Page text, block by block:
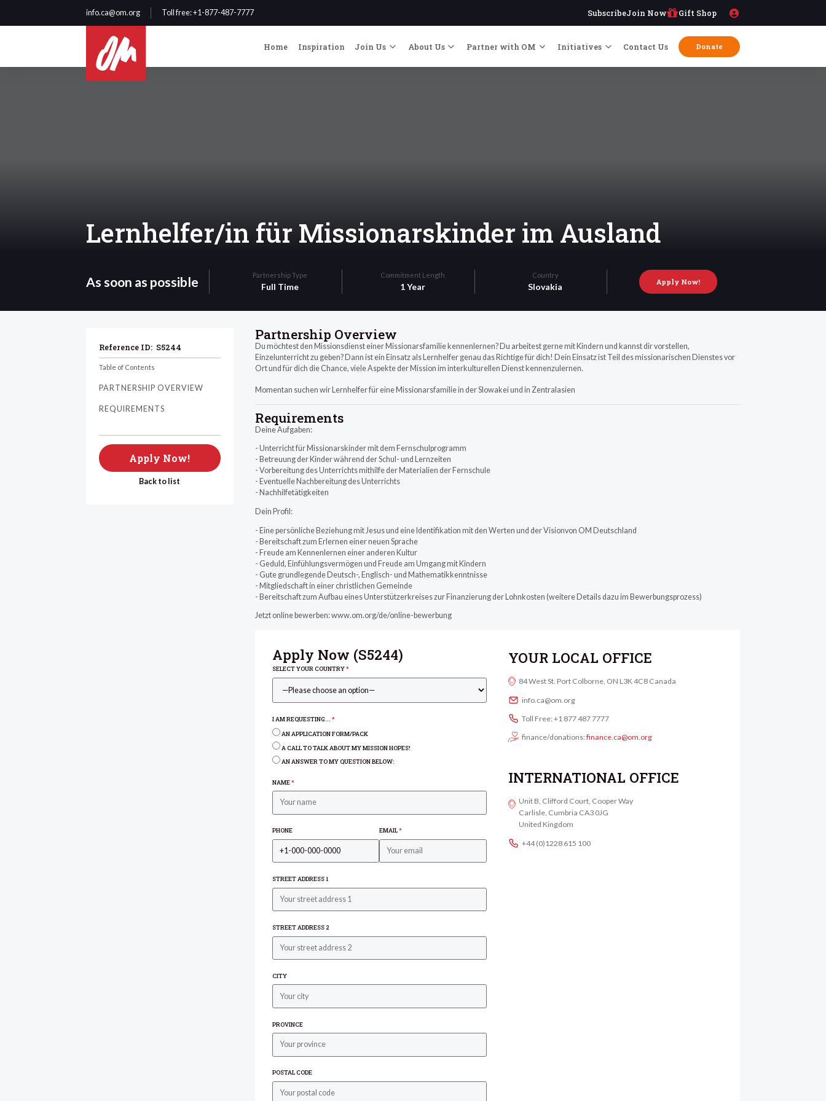
info.ca@om.org Toll free: +1-877-487-7777 SubscribeJoin Now Gift Shop
Home Inspiration Join Us About Us Partner with OM Initiatives Contact Us Donate
Lernhelfer/in für Missionarskinder im Ausland
As soon as possible Partnership Type
Full Time
Commitment Length
1 Year
Country
Slovakia Apply Now!
Reference ID: S5244
Table of Contents
PARTNERSHIP OVERVIEW
REQUIREMENTS
Apply Now!
Back to list
Partnership Overview
Du möchtest den Missionsdienst einer Missionarsfamilie kennenlernen? Du arbeitest gerne mit Kindern und kannst dir vorstellen,
Einzelunterricht zu geben? Dann ist ein Einsatz als Lernhelfer genau das Richtige für dich! Dein Einsatz ist Teil des missionarischen Dienstes vor
Ort und für dich die Chance, viele Aspekte der Mission im interkulturellen Dienst kennenzulernen.
Momentan suchen wir Lernhelfer für eine Missionarsfamilie in der Slowakei und in Zentralasien
Requirements
Deine Aufgaben:
- Unterricht für Missionarskinder mit dem Fernschulprogramm
- Betreuung der Kinder während der Schul- und Lernzeiten
- Vorbereitung des Unterrichts mithilfe der Materialien der Fernschule
- Eventuelle Nachbereitung des Unterrichts
- Nachhilfetätigkeiten
Dein Profil:
- Eine persönliche Beziehung mit Jesus und eine Identifikation mit den Werten und der Visionvon OM Deutschland
- Bereitschaft zum Erlernen einer neuen Sprache
- Freude am Kennenlernen einer anderen Kultur
- Geduld, Einfühlungsvermögen und Freude am Umgang mit Kindern
- Gute grundlegende Deutsch-, Englisch- und Mathematikkenntnisse
- Mitgliedschaft in einer christlichen Gemeinde
- Bereitschaft zum Aufbau eines Unterstützerkreises zur Finanzierung der Lohnkosten (weitere Details dazu im Bewerbungsprozess)
Jetzt online bewerben: www.om.org/de/online-bewerbung
Apply Now (S5244)
SELECT YOUR COUNTRY*
I AM REQUESTING... *
AN APPLICATION FORM/PACK
A CALL TO TALK ABOUT MY MISSION HOPES!
AN ANSWER TO MY QUESTION BELOW:
NAME*
PHONE EMAIL*
STREET ADDRESS 1
STREET ADDRESS 2
CITY
PROVINCE
POSTAL CODE
YOUR LOCAL OFFICE
84 West St. Port Colborne, ON L3K 4C8 Canada
info.ca@om.org
Toll Free: +1 877 487 7777
finance/donations:finance.ca@om.org
INTERNATIONAL OFFICE
Unit B, Clifford Court, Cooper Way
Carlisle, Cumbria CA3 0JG
United Kingdom
+44 (0)1228 615 100